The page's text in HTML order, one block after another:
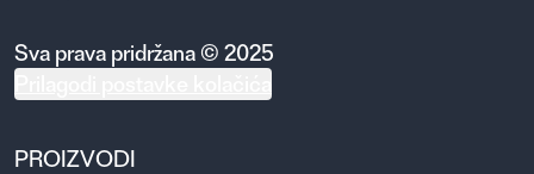
Sva prava pridržana © 2025
PROIZVODI